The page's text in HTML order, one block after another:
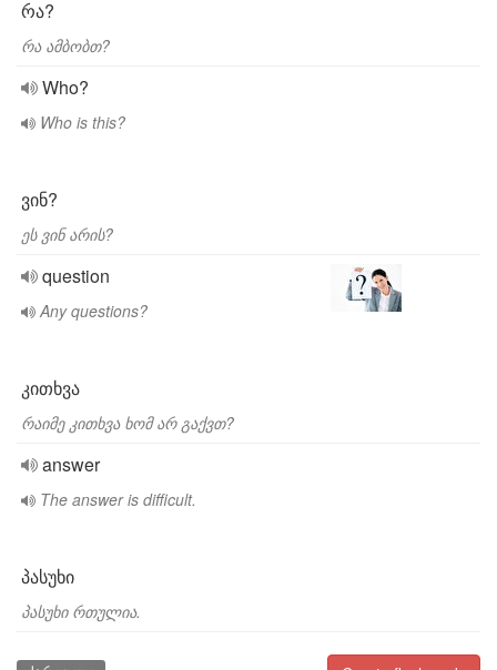
რა?
რა ამბობთ?
Who?
Who is this?
ვინ?
ეს ვინ არის?
question
Any questions?
კითხვა
რაიმე კითხვა ხომ არ გაქვთ?
answer
The answer is difficult.
პასუხი
პასუხი რთულია.